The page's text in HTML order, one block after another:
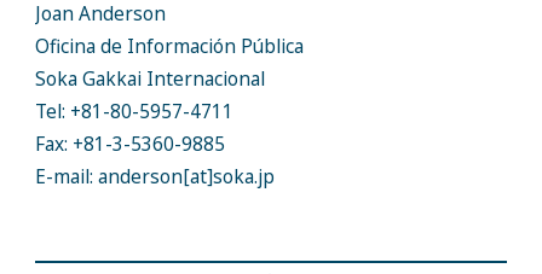
Joan Anderson
Oficina de Información Pública
Soka Gakkai Internacional
Tel: +81-80-5957-4711
Fax: +81-3-5360-9885
E-mail: anderson[at]soka.jp